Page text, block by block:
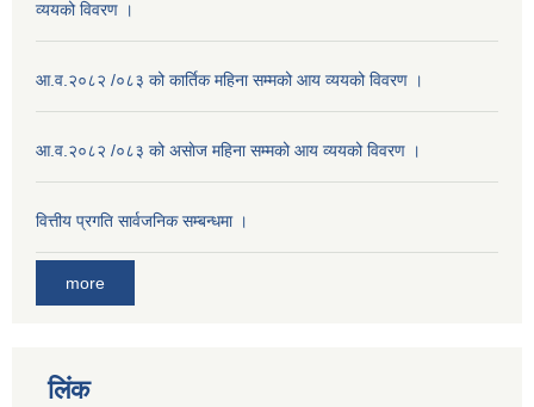
व्ययको विवरण ।
आ.व.२०८२ /०८३ को कार्तिक महिना सम्मको आय व्ययको विवरण ।
आ.व.२०८२ /०८३ को असाेज महिना सम्मको आय व्ययको विवरण ।
वित्तीय प्रगति सार्वजनिक सम्बन्धमा ।
more
लिंक